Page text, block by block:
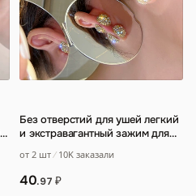
Без отверстий для ушей легкий
и экстравагантный зажим для
от 2 шт 10K заказали
40.97 ₽